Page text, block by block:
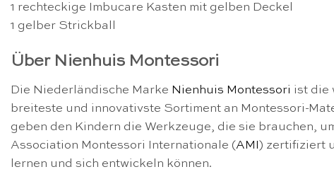
1 rechteckige Imbucare Kasten mit gelben Deckel
1 gelber Strickball
Über Nienhuis Montessori
Die Niederländische Marke Nienhuis Montessori ist die
breiteste und innovativste Sortiment an Montessori-
geben den Kindern die Werkzeuge, die sie brauchen,
Association Montessori Internationale (AMI ) zertifiziert
lernen und sich entwickeln können.